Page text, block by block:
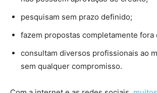
pesquisam sem prazo definido;
fazem propostas completamente fora
consultam diversos profissionais ao
sem qualquer compromisso.